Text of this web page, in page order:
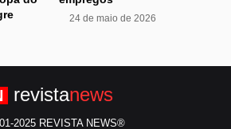
24 de maio de 2026
revistanews
2025 REVISTA NEWS®